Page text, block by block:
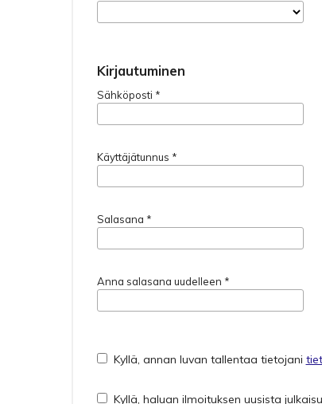
Kirjautuminen
Sähköposti *
Käyttäjätunnus *
Salasana *
Anna salasana uudelleen *
Kyllä, annan luvan tallentaa tietojani
Kyllä, haluan ilmoituksen uusista